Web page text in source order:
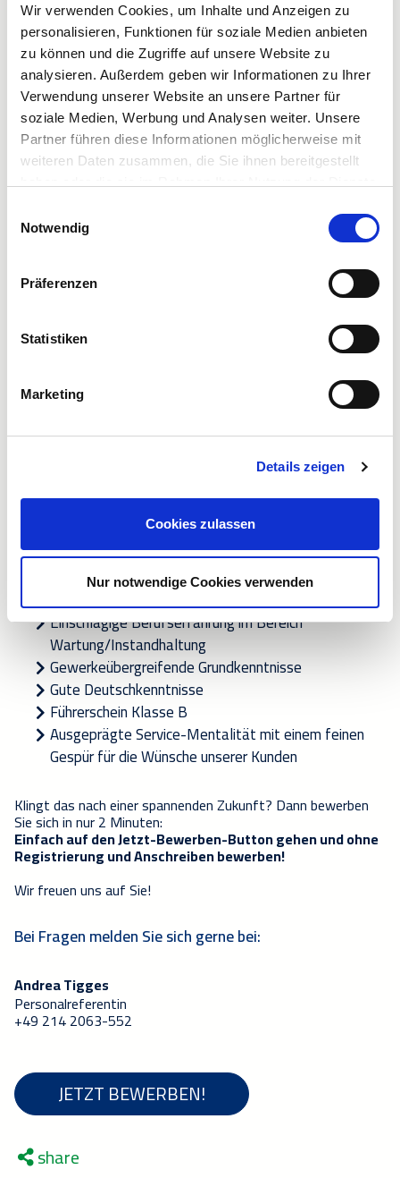
Wir verwenden Cookies, um Inhalte und Anzeigen zu
personalisieren, Funktionen für soziale Medien anbieten
zu können und die Zugriffe auf unsere Website zu
analysieren. Außerdem geben wir Informationen zu Ihrer
Verwendung unserer Website an unsere Partner für
soziale Medien, Werbung und Analysen weiter. Unsere
Partner führen diese Informationen möglicherweise mit
weiteren Daten zusammen, die Sie ihnen bereitgestellt
Cookie-Erklärung
auf unserer Website jederzeit ändern
Notwendig
Präferenzen
Statistiken
Marketing
Details zeigen
Cookies zulassen
Nur notwendige Cookies verwenden
✅Hohe Priorität der Arbeitssicherheit–zwanzigmal
weniger Unfälle als der Durchschnitt
Wie Sie bei uns den Unterschied machen
Sie sind für die Wartung und Instandsetzung von
Anlagen, insbesondere aus dem Bereich TGA
verantwortlich.
Sie begeben sich auf Fehlersuche, beseitigen
Sie führen Montageleistungen für Um – und
Sie erstellen qualifizierte Tätigkeits- und
Wartungsberichte, Mängelprotokolle sowie die
Dokumentation von Anlagenbetriebszuständen.
Sie sind der/die zentrale Ansprechpartner oder
Experte oder Expertin vor Ort.
Sie übernehmen gelegentliche Rufbereitschaft.
Energieanlagenelektroniker (m/w/d),
Elektroinstallateur (m/w/d), Gebäudeelektroniker
(m/w/d), Elektroniker für Gebäudesystemintegration
(m/w/d) oder vergleichbar
Einschlägige Berufserfahrung im Bereich
Wartung/Instandhaltung
Gewerkeübergreifende Grundkenntnisse
Gute Deutschkenntnisse
Führerschein Klasse B
Ausgeprägte Service-Mentalität mit einem feinen
Gespür für die Wünsche unserer Kunden
Klingt das nach einer spannenden Zukunft? Dann bewerben
Sie sich in nur 2 Minuten:
Einfach auf den Jetzt-Bewerben-Button gehen und ohne
Registrierung und Anschreiben bewerben!
Wir freuen uns auf Sie!
Bei Fragen melden Sie sich gerne bei:
Andrea Tigges
Personalreferentin
+49 214 2063-552
JETZT BEWERBEN!
share